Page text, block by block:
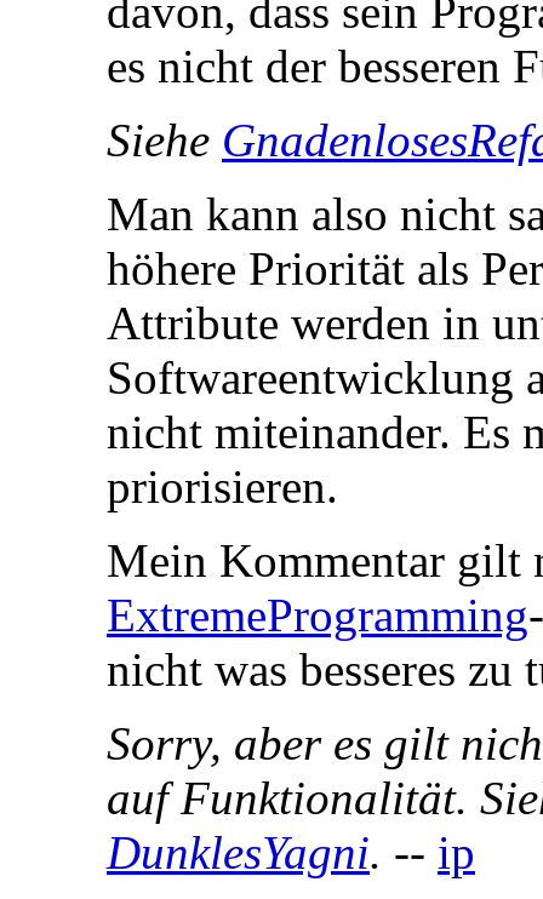
davon, dass sein
es nicht der besseren
Siehe
Man kann also nicht
höhere Priorität als
Attribute werden in
Softwareentwicklung
nicht miteinander. Es
priorisieren.
Mein Kommentar gilt
ExtremeProgramming
nicht was besseres
Sorry, aber es gilt
auf Funktionalität.
DunklesYagni. -- ip